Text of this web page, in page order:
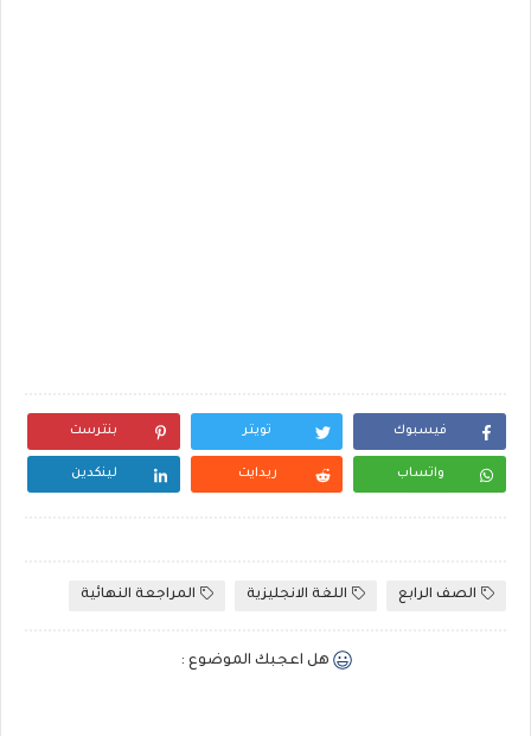
فيسبوك تويتر بنترست
واتساب ريدايت لينكدين
الصف الرابع اللغة الانجليزية المراجعة النهائية
هل اعجبك الموضوع :